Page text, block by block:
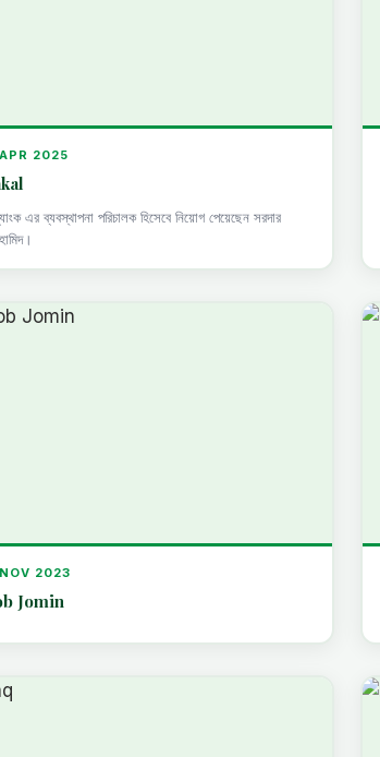
2025
এর ব্যবস্থাপনা পরিচালক হিসেবে নিয়োগ পেয়েছেন সরদার
2023
Jomin